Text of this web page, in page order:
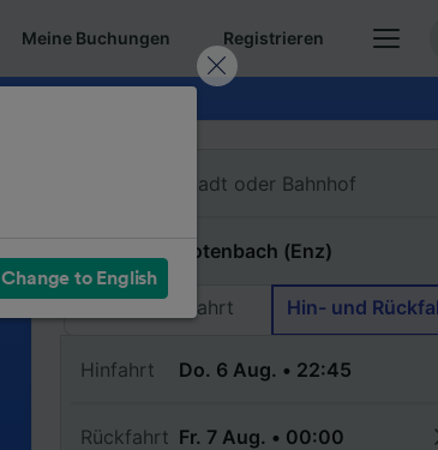
Meine Buchungen Registrieren
Einfache Fahrt Hin- und
Hinfahrt
Rückfahrt
Change to English